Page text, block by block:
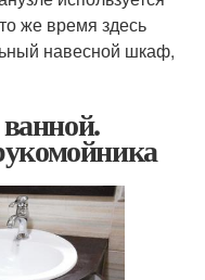
же время здесь
навесной шкаф,